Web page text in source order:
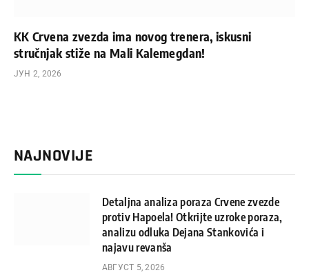
KK Crvena zvezda ima novog trenera, iskusni
stručnjak stiže na Mali Kalemegdan!
ЈУН 2, 2026
NAJNOVIJE
Detaljna analiza poraza Crvene zvezde
protiv Hapoela! Otkrijte uzroke poraza,
analizu odluka Dejana Stankovića i
najavu revanša
АВГУСТ 5, 2026